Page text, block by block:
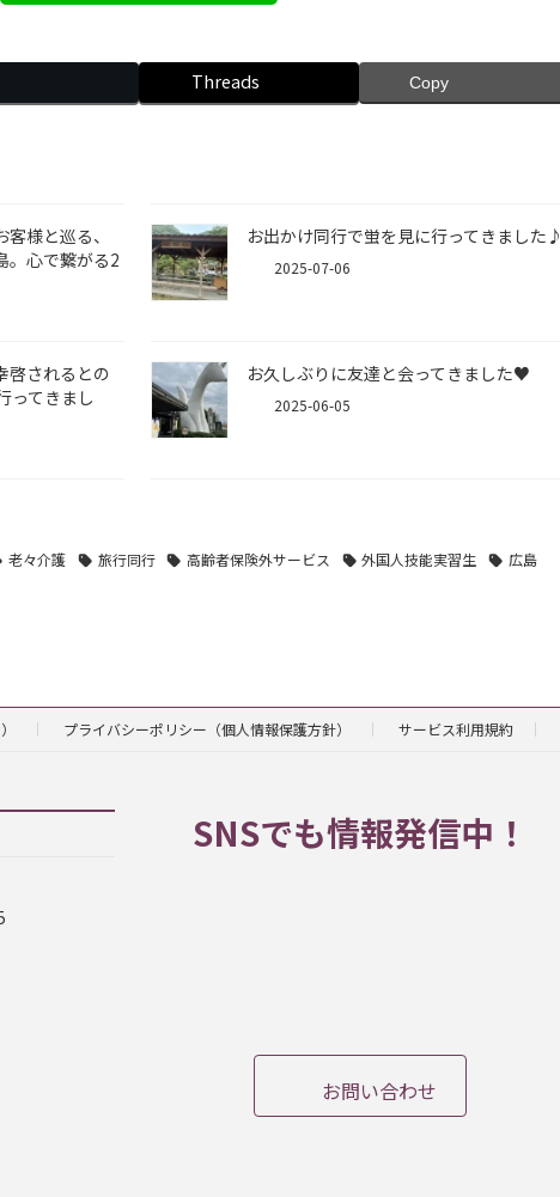
Threads Copy
様と巡る、
。心で繋がる2
お出かけ同行で蛍を見に行ってきました♪
2025-07-06
啓されるとの
ってきまし
お久しぶりに友達と会ってきました♥️
2025-06-05
老々介護 旅行同行 高齢者保険外サービス 外国人技能実習生 広島
プライバシーポリシー（個人情報保護方針） サービス利用規約
SNSでも情報発信中！
お問い合わせ